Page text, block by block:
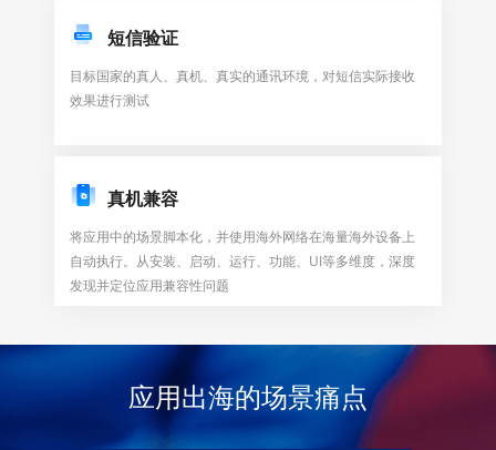
短信验证
目标国家的真人、真机、真实的通讯环境，对短信实际接收
效果进行测试
真机兼容
将应用中的场景脚本化，并使用海外网络在海量海外设备上
自动执行。从安装、启动、运行、功能、UI等多维度，深度
发现并定位应用兼容性问题
应用出海的场景痛点